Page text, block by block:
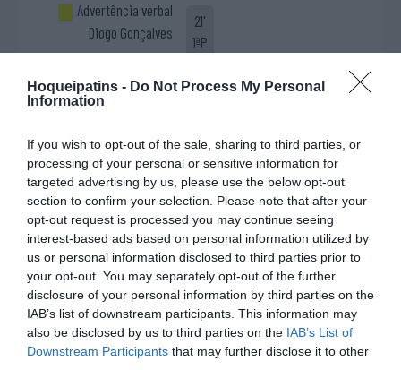
Hoqueipatins - Do Not Process My Personal
Information
If you wish to opt-out of the sale, sharing to third parties, or
processing of your personal or sensitive information for
targeted advertising by us, please use the below opt-out
section to confirm your selection. Please note that after your
opt-out request is processed you may continue seeing
interest-based ads based on personal information utilized by
us or personal information disclosed to third parties prior to
your opt-out. You may separately opt-out of the further
disclosure of your personal information by third parties on the
IAB’s list of downstream participants. This information may
also be disclosed by us to third parties on the IAB’s List of
Downstream Participants that may further disclose it to other
Advertência verbal
Diogo Gonçalves
21'
1ªP
21'
Timeout GD CRIAR-T
2-1 Diogo Gonçalves
(livre direto)
21'
1ªP
23'
1ªP
2-2 Zé Pedro Marques
Fim da 1ª parte.
Início da 2ª parte.